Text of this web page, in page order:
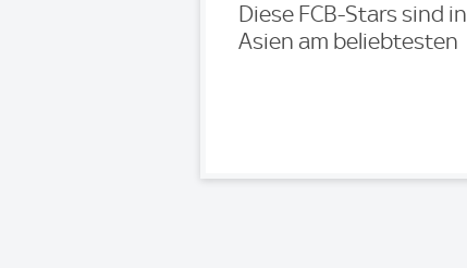
Diese FCB-Stars sind in
Asien am beliebtesten